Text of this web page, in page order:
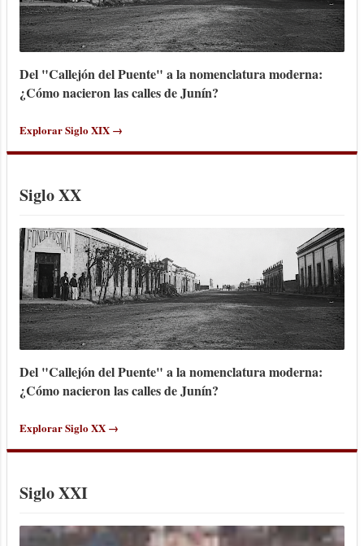
Del "Callejón del Puente" a la nomenclatura moderna:
¿Cómo nacieron las calles de Junín?
Explorar Siglo XIX →
Siglo XX
Del "Callejón del Puente" a la nomenclatura moderna:
¿Cómo nacieron las calles de Junín?
Explorar Siglo XX →
Siglo XXI